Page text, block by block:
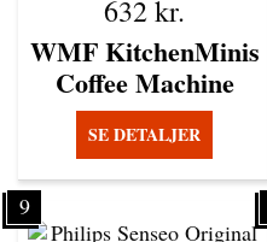
WMF KitchenMinis
Coffee Machine
632kr.
SE DETALJER
9